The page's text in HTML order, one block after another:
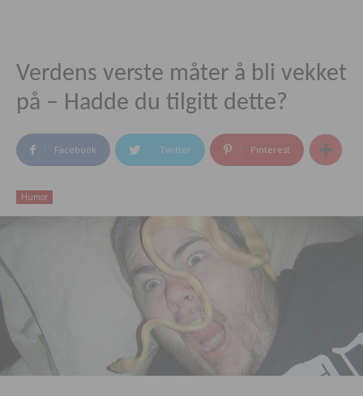
Verdens verste måter å bli vekket
på – Hadde du tilgitt dette?
Facebook Twitter Pinterest
Humor